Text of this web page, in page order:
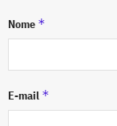
Nome *
E-mail *